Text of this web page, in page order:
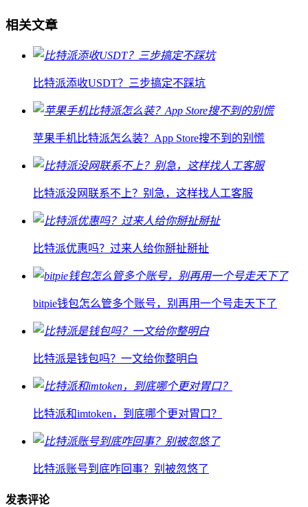
相关文章
比特派添收USDT？三步搞定不踩坑
苹果手机比特派怎么装？App Store搜不到的别慌
比特派没网联系不上？别急，这样找人工客服
比特派优惠吗？过来人给你掰扯掰扯
bitpie钱包怎么管多个账号，别再用一个号走天下了
比特派是钱包吗？一文给你整明白
比特派和imtoken，到底哪个更对胃口？
比特派账号到底咋回事？别被忽悠了
发表评论